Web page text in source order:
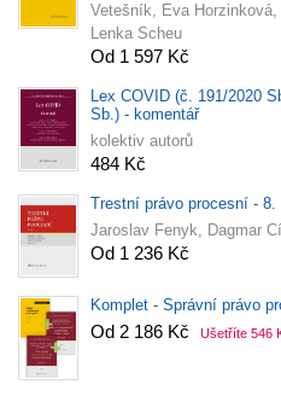
Vetešník, Eva
Lenka Scheu
Od 1 597 Kč
Lex COVID (č. 191/2020
Sb.) - komentář
kolektiv autorů
484 Kč
Trestní právo procesní - 8.
Jaroslav Fenyk, Dagmar
Od 1 236 Kč
Komplet - Správní právo
Od 2 186 Kč Ušetříte 546